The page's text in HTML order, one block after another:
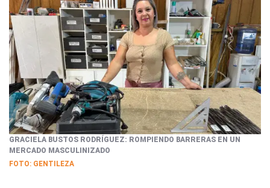
GRACIELA BUSTOS RODRÍGUEZ: ROMPIENDO BARRERAS EN UN
MERCADO MASCULINIZADO
FOTO: GENTILEZA